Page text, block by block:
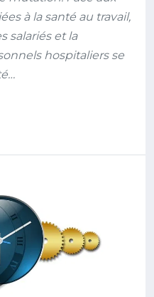
à la santé au travail,
salariés et la
hospitaliers se